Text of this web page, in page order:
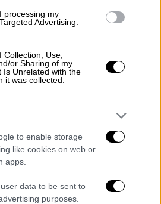
processing my
Advertising.
Use,
or Sharing of my
Is Unrelated with the
it was collected.
to enable storage
like cookies on web or
apps.
data to be sent to
purposes.
έγινε και όλα είναι πάρα
που είχα κάνει
που λέγεται, που πάντα
για εμένα, που θα ήμουν
νομοθεσία, άμα
ουσίες υπάρχει
ποινή και 100.000 ευρώ
2-3 χρόνια μαζί με
. Ένα μικρό
να ελέγξουν ότι αυτά που
κρέμες προσώπου δεν
πέρα από το σήμα της